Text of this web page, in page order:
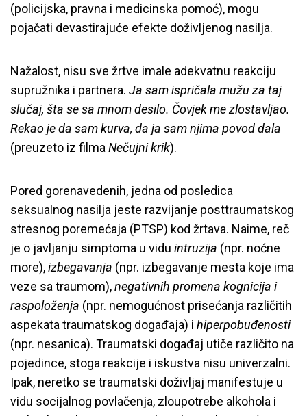
(policijska, pravna i medicinska pomoć), mogu
pojačati devastirajuće efekte doživljenog nasilja.
Nažalost, nisu sve žrtve imale adekvatnu reakciju
supružnika i partnera. Ja sam ispričala mužu za taj
slučaj, šta se sa mnom desilo. Čovjek me zlostavljao.
Rekao je da sam kurva, da ja sam njima povod dala
(preuzeto iz filma Nečujni krik).
Pored gorenavedenih, jedna od posledica
seksualnog nasilja jeste razvijanje posttraumatskog
stresnog poremećaja (PTSP) kod žrtava. Naime, reč
je o javljanju simptoma u vidu intruzija (npr. noćne
more),izbegavanja (npr. izbegavanje mesta koje ima
veze sa traumom),negativnih promena kognicija i
raspoloženja (npr. nemogućnost prisećanja različitih
aspekata traumatskog događaja) i hiperpobuđenosti
(npr. nesanica). Traumatski događaj utiče različito na
pojedince, stoga reakcije i iskustva nisu univerzalni.
Ipak, neretko se traumatski doživljaj manifestuje u
vidu socijalnog povlačenja, zloupotrebe alkohola i